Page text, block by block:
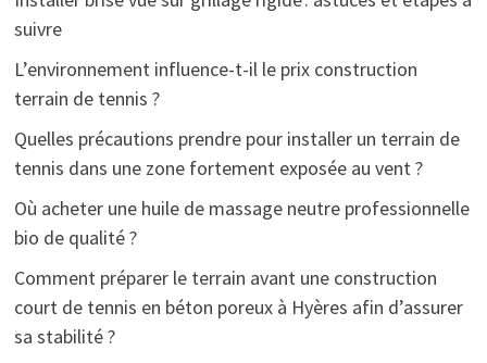
suivre
L’environnement influence-t-il le prix construction
terrain de tennis ?
Quelles précautions prendre pour installer un terrain de
tennis dans une zone fortement exposée au vent ?
Où acheter une huile de massage neutre professionnelle
bio de qualité ?
Comment préparer le terrain avant une construction
court de tennis en béton poreux à Hyères afin d’assurer
sa stabilité ?